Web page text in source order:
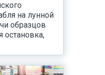
на лунной
образцов